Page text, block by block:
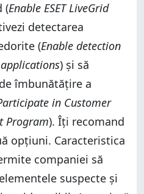
(Enable ESET LiveGrid
detectarea
(Enable detection
) și să
îmbunătățire a
in Customer
Program). Îți recomand
opțiuni. Caracteristica
companiei să
suspecte și